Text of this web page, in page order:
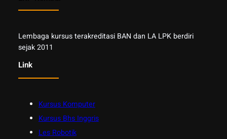
Lembaga kursus terakreditasi BAN dan LA LPK berdiri
sejak 2011
Link
Kursus Komputer
Kursus Bhs Inggris
Les Robotik